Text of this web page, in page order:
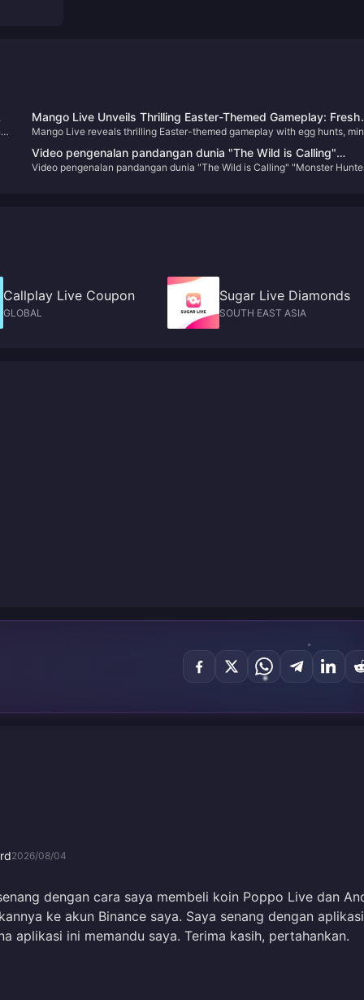
Mango Live Unveils Thrilling Easter-Themed Gameplay: Fresh
Adventures and Non-Stop Surprises
Mango Live reveals thrilling Easter-themed gameplay with egg hunts,
Video pengenalan pandangan dunia "The Wild is Calling"
"Monster Hunter" dirilis
Video pengenalan pandangan dunia "The Wild is Calling" "Monster
Callplay Live Coupon
GLOBAL
Sugar Live Diamonds
SOUTH EAST ASIA
2026/08/04
dengan cara saya membeli koin Poppo Live dan
ke akun Binance saya. Saya senang dengan aplikasi
aplikasi ini memandu saya. Terima kasih, pertahankan.